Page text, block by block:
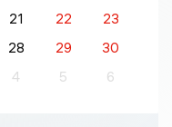
21 22
23
28 29
30
4 5 6